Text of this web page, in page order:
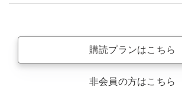
購読プランはこちら
非会員の方はこちら